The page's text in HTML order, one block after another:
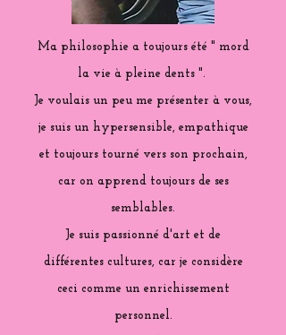
Ma philosophie a toujours été " mord
la vie à pleine dents ".
Je voulais un peu me présenter à vous,
je suis un hypersensible, empathique
et toujours tourné vers son prochain,
car on apprend toujours de ses
semblables.
Je suis passionné d'art et de
différentes cultures, car je considère
ceci comme un enrichissement
personnel.